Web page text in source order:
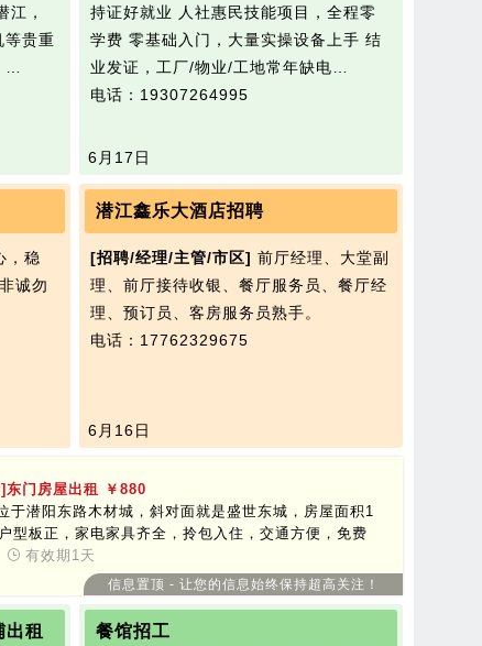
江，
等贵重
…
持证好就业 人社惠民技能项目，全程零
学费 零基础入门，大量实操设备上手 结
业发证，工厂/物业/工地常年缺电…
电话：19307264995
6月17日
，稳
诚勿
潜江鑫乐大酒店招聘
[招聘/经理/主管/市区] 前厅经理、大堂副
理、前厅接待收银、餐厅服务员、餐厅经
理、预订员、客房服务员熟手。
电话：17762329675
6月16日
东门房屋出租 ￥880
于潜阳东路木材城，斜对面就是盛世东城，房屋面积1
型板正，家电家具齐全，拎包入住，交通方便，免费
电动车也可充电，斜对面就是泰丰校区有中学有幼儿
是陪读的理想选择。有意者联系肖女士15271236375
有效期1天
信息置顶 - 让您的信息始终保持超高关注！
租 餐馆招工